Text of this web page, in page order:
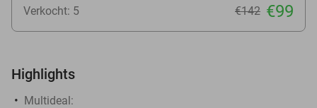
Verkocht: 5 €142 €99
Highlights
Multideal: